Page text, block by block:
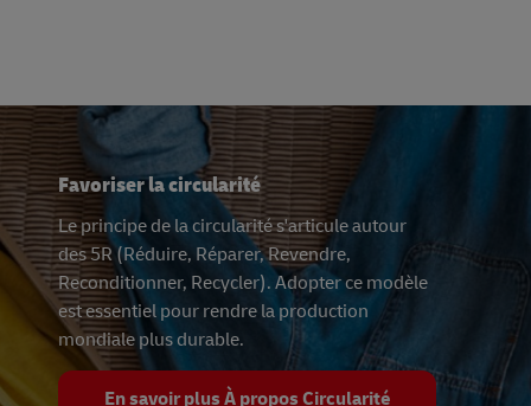
Favoriser la circularité
Le principe de la circularité s'articule autour
des 5R (Réduire, Réparer, Revendre,
Reconditionner, Recycler). Adopter ce modèle
est essentiel pour rendre la production
mondiale plus durable.
En savoir plus À propos Circularité